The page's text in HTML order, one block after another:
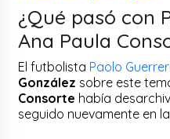
¿Qué pasó con
Ana Paula
El futbolista Paolo
González sobre este
Consorte había
seguido nuevamente en